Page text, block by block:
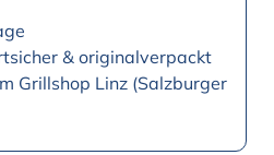
& originalverpackt
Grillshop Linz (Salzburger